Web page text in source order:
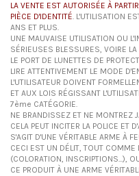
LA VENTE EST AUTORISÉE À
PIÈCE D'IDENTITÉ. L'UTILISATION
ANS ET PLUS.
UNE MAUVAISE UTILISATION OU
SÉRIEUSES BLESSURES, VOIRE LA
LE PORT DE LUNETTES DE
LIRE ATTENTIVEMENT LE MODE
L'UTILISATEUR DOIVENT
ET AUX LOIS RÉGISSANT
7ème CATÉGORIE.
NE BRANDISSEZ ET NE MONTREZ
CELA PEUT INCITER LA POLICE ET
S'AGIT D'UNE VÉRITABLE ARME À
CECI EST UN DÉLIT, TOUT COMME
(COLORATION, INSCRIPTIONS...),
CE PRODUIT À UNE ARME